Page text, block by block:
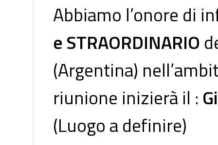
Abbiamo l’onore di
e STRAORDINARIO
(Argentina)
riunione inizierà il :
(Luogo a definire)